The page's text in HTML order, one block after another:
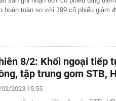
hoàn toàn so với 199 cổ phiếu giảm
8/2: Khối ngoại tiếp
tập trung gom STB,
2023 15:55